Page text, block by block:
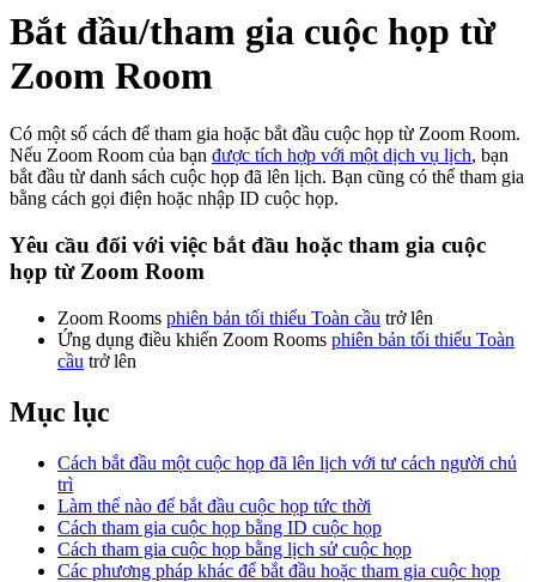
Bắt đầu/tham gia cuộc họp từ
Zoom Room
Có một số cách để tham gia hoặc bắt đầu cuộc họp từ Zoom Room.
Nếu Zoom Room của bạn được tích hợp với một dịch vụ lịch, bạn
bắt đầu từ danh sách cuộc họp đã lên lịch. Bạn cũng có thể tham gia
bằng cách gọi điện hoặc nhập ID cuộc họp.
Yêu cầu đối với việc bắt đầu hoặc tham gia cuộc
họp từ Zoom Room
Zoom Rooms phiên bản tối thiểu Toàn cầu trở lên
Ứng dụng điều khiển Zoom Rooms phiên bản tối thiểu Toàn
cầu trở lên
Mục lục
Cách bắt đầu một cuộc họp đã lên lịch với tư cách người chủ
trì
Làm thế nào để bắt đầu cuộc họp tức thời
Cách tham gia cuộc họp bằng ID cuộc họp
Cách tham gia cuộc họp bằng lịch sử cuộc họp
Các phương pháp khác để bắt đầu hoặc tham gia cuộc họp